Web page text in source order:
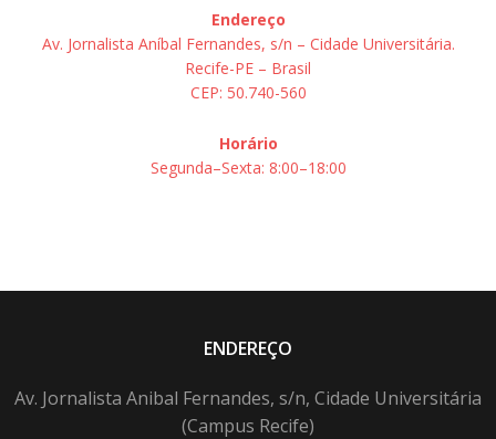
Endereço
Av. Jornalista Aníbal Fernandes, s/n – Cidade Universitária.
Recife-PE – Brasil
CEP: 50.740-560
Horário
Segunda–Sexta: 8:00–18:00
ENDEREÇO
Av. Jornalista Anibal Fernandes, s/n, Cidade Universitária
(Campus Recife)